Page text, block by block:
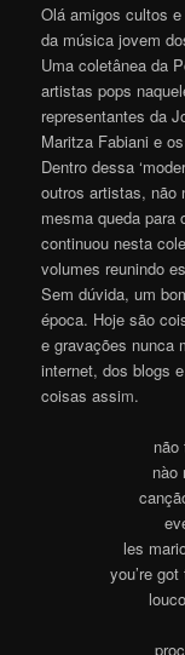
Olá amigos cultos
da música jovem
Uma coletânea da
artistas pops
representantes da
Maritza Fabiani e
Dentro dessa
outros artistas, não
mesma queda para
continuou nesta
volumes reunindo
Sem dúvida, um
época. Hoje são
e gravações nunca
internet, dos blogs
coisas assim.
nào
les
you’re